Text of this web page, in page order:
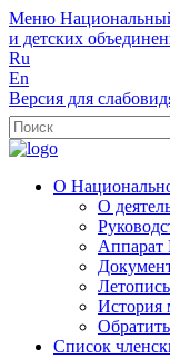
Меню
и детских
Ru
En
Версия для
О
О
Аппарат
Летопись
История
Список